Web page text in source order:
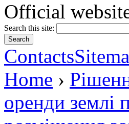
Official
Search this site:
Contacts
Home ›
оренди землі